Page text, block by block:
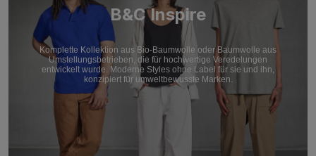
B&C Inspire
Komplette Kollektion aus Bio-Baumwolle oder Baumwolle aus
Umstellungsbetrieben, die für hochwertige Veredelungen
entwickelt wurde. Moderne Styles ohne Label für sie und ihn,
konzipiert für umweltbewusste Marken.